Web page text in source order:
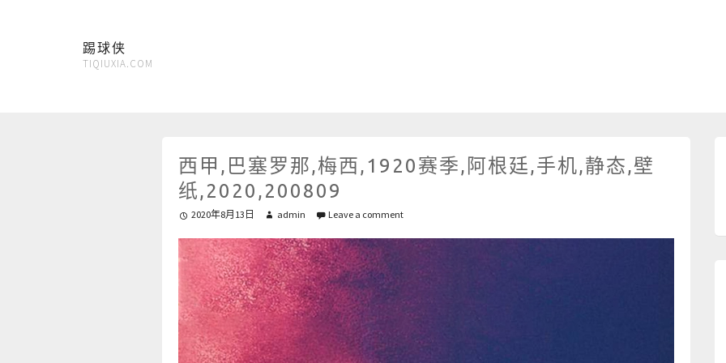
踢球侠
TIQIUXIA.COM
西甲,巴塞罗那,梅西,1920赛季,阿根廷,手机,静态,壁
纸,2020,200809
2020年8月13日 admin Leave a comment